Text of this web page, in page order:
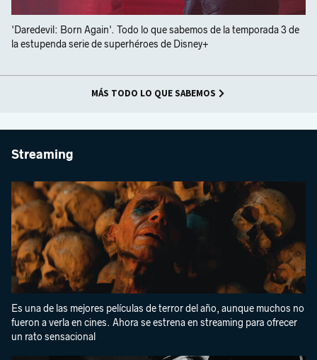
'Daredevil: Born Again'. Todo lo que sabemos de la temporada 3 de
la estupenda serie de superhéroes de Disney+
MÁS TODO LO QUE SABEMOS
Streaming
Es una de las mejores películas de terror del año, aunque muchos no
fueron a verla en cines. Ahora se estrena en streaming para ofrecer
un rato sensacional